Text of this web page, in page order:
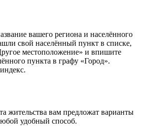
вашего региона и населённого
свой населённый пункт в списке,
местоположение» и впишите
пункта в графу «Город».
жительства вам предложат варианты
удобный способ.